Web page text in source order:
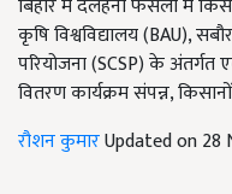
बिहार में दलहनी फसलों में
कृषि विश्वविद्यालय (BAU),
परियोजना (SCSP) के
वितरण कार्यक्रम संपन्न,
रौशन कुमारUpdated on 28